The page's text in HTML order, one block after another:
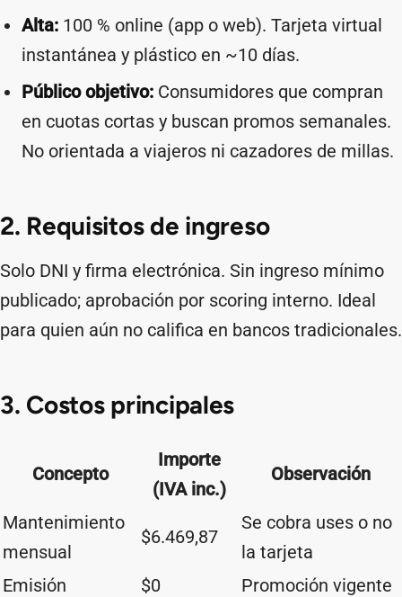
Alta: 100 % online (app o web). Tarjeta virtual
instantánea y plástico en ~10 días.
Público objetivo: Consumidores que compran
en cuotas cortas y buscan promos semanales.
No orientada a viajeros ni cazadores de millas.
2. Requisitos de ingreso
Solo DNI y firma electrónica. Sin ingreso mínimo
publicado; aprobación por scoring interno. Ideal
para quien aún no califica en bancos tradicionales.
3. Costos principales
Concepto
Importe
(IVA inc.)
Observación
Mantenimiento
mensual
$6.469,87
Se cobra uses o no
la tarjeta
Emisión
$0 Promoción vigente